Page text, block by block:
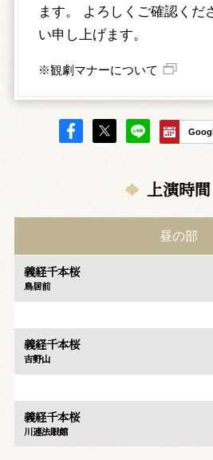
ます。 よろしくご確認くだ
い申し上げます。
※観劇マナーについて
上演時間
昼の部
義経千本桜
鳥居前
義経千本桜
吉野山
義経千本桜
川連法眼館